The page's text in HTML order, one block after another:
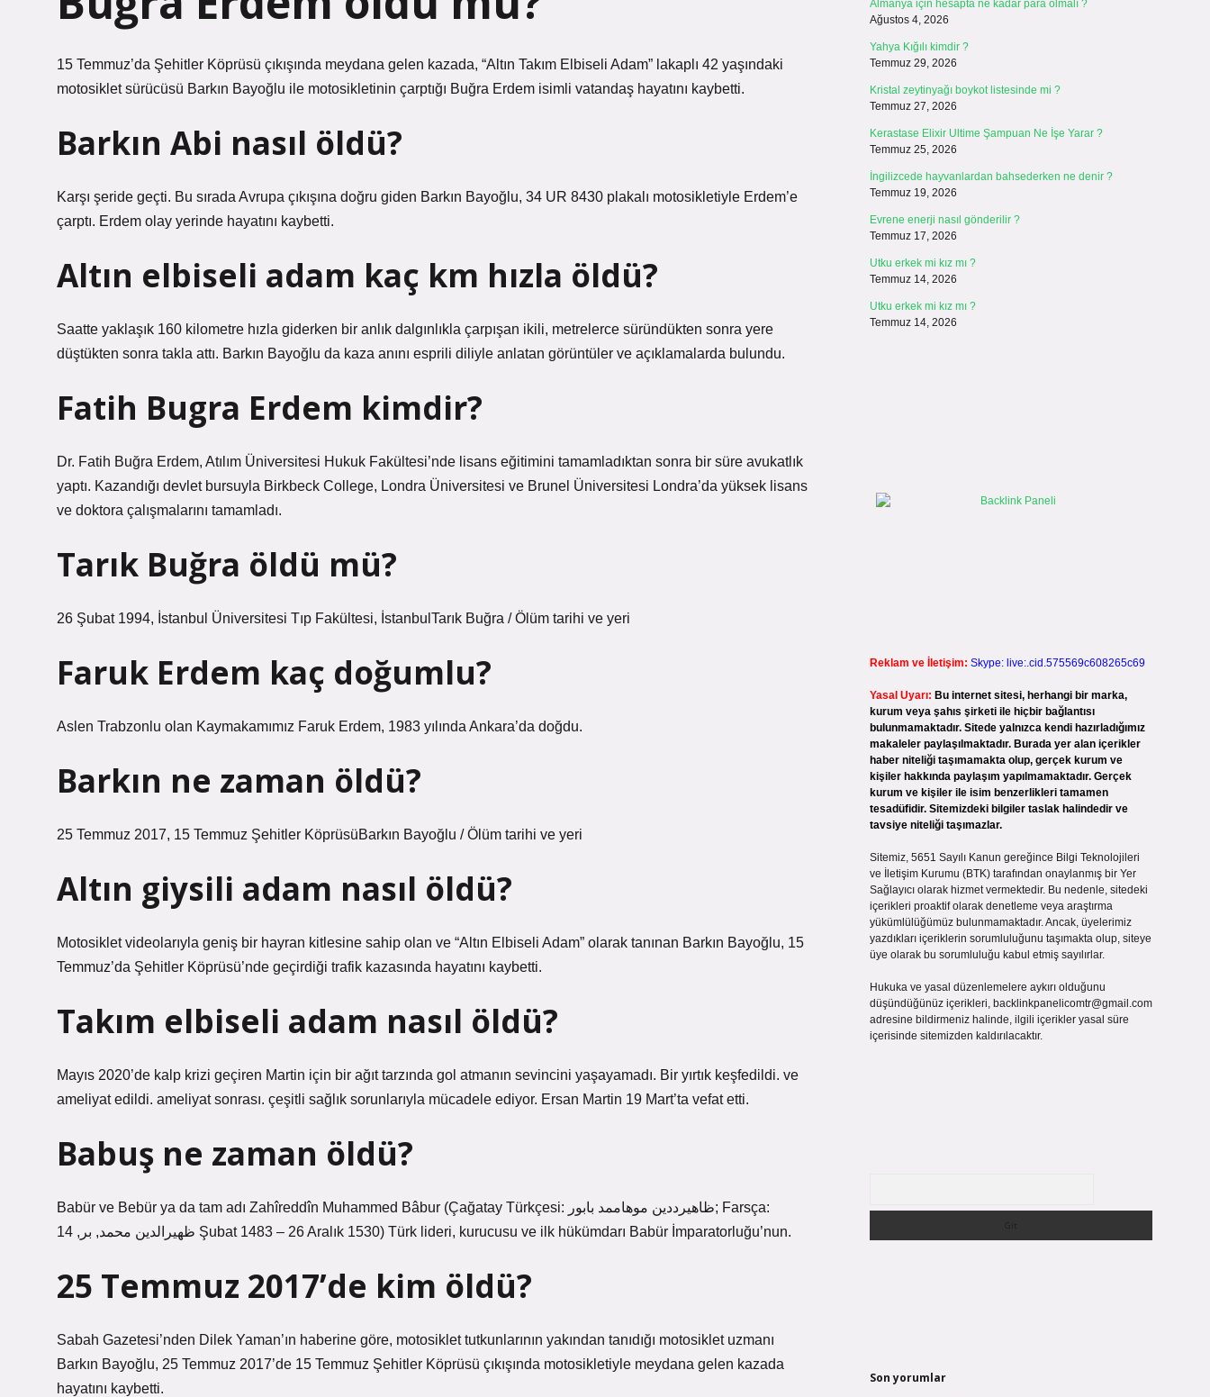
15 Temmuz’da Şehitler Köprüsü çıkışında meydana gelen kazada, “Altın Takım Elbiseli Adam” lakaplı 42 yaşındaki
motosiklet sürücüsü Barkın Bayoğlu ile motosikletinin çarptığı Buğra Erdem isimli vatandaş hayatını kaybetti.
Barkın Abi nasıl öldü?
Karşı şeride geçti. Bu sırada Avrupa çıkışına doğru giden Barkın Bayoğlu, 34 UR 8430 plakalı motosikletiyle Erdem’e
çarptı. Erdem olay yerinde hayatını kaybetti.
Altın elbiseli adam kaç km hızla öldü?
Saatte yaklaşık 160 kilometre hızla giderken bir anlık dalgınlıkla çarpışan ikili, metrelerce süründükten sonra yere
düştükten sonra takla attı. Barkın Bayoğlu da kaza anını esprili diliyle anlatan görüntüler ve açıklamalarda bulundu.
Fatih Bugra Erdem kimdir?
Dr. Fatih Buğra Erdem, Atılım Üniversitesi Hukuk Fakültesi’nde lisans eğitimini tamamladıktan sonra bir süre avukatlık
yaptı. Kazandığı devlet bursuyla Birkbeck College, Londra Üniversitesi ve Brunel Üniversitesi Londra’da yüksek lisans
ve doktora çalışmalarını tamamladı.
Tarık Buğra öldü mü?
26 Şubat 1994, İstanbul Üniversitesi Tıp Fakültesi, İstanbulTarık Buğra / Ölüm tarihi ve yeri
Faruk Erdem kaç doğumlu?
Aslen Trabzonlu olan Kaymakamımız Faruk Erdem, 1983 yılında Ankara’da doğdu.
Barkın ne zaman öldü?
25 Temmuz 2017, 15 Temmuz Şehitler KöprüsüBarkın Bayoğlu / Ölüm tarihi ve yeri
Altın giysili adam nasıl öldü?
Motosiklet videolarıyla geniş bir hayran kitlesine sahip olan ve “Altın Elbiseli Adam” olarak tanınan Barkın Bayoğlu, 15
Temmuz’da Şehitler Köprüsü’nde geçirdiği trafik kazasında hayatını kaybetti.
Takım elbiseli adam nasıl öldü?
Mayıs 2020’de kalp krizi geçiren Martin için bir ağıt tarzında gol atmanın sevincini yaşayamadı. Bir yırtık keşfedildi. ve
ameliyat edildi. ameliyat sonrası. çeşitli sağlık sorunlarıyla mücadele ediyor. Ersan Martin 19 Mart’ta vefat etti.
Babuş ne zaman öldü?
Babür ve Bebür ya da tam adı Zahîreddîn Muhammed Bâbur (Çağatay Türkçesi: ظاهيرددين موهاممد بابور; Farsça:
ﻇﻬﻴﺮﺍﻟﺪﻳﻦ محمد, بر, 14 Şubat 1483 – 26 Aralık 1530) Türk lideri, kurucusu ve ilk hükümdarı Babür İmparatorluğu’nun.
25 Temmuz 2017’de kim öldü?
Sabah Gazetesi’nden Dilek Yaman’ın haberine göre, motosiklet tutkunlarının yakından tanıdığı motosiklet uzmanı
Barkın Bayoğlu, 25 Temmuz 2017’de 15 Temmuz Şehitler Köprüsü çıkışında motosikletiyle meydana gelen kazada
hayatını kaybetti.
Almanya için hesapta ne kadar para olmalı ?
Ağustos 4, 2026
Yahya Kığılı kimdir ?
Temmuz 29, 2026
Kristal zeytinyağı boykot listesinde mi ?
Temmuz 27, 2026
Kerastase Elixir Ultime Şampuan Ne İşe Yarar ?
Temmuz 25, 2026
İngilizcede hayvanlardan bahsederken ne denir ?
Temmuz 19, 2026
Evrene enerji nasıl gönderilir ?
Temmuz 17, 2026
Utku erkek mi kız mı ?
Temmuz 14, 2026
Utku erkek mi kız mı ?
Temmuz 14, 2026
Reklam ve İletişim: Skype: live:.cid.575569c608265c69
Yasal Uyarı: Bu internet sitesi, herhangi bir marka,
kurum veya şahıs şirketi ile hiçbir bağlantısı
bulunmamaktadır. Sitede yalnızca kendi hazırladığımız
makaleler paylaşılmaktadır. Burada yer alan içerikler
haber niteliği taşımamakta olup, gerçek kurum ve
kişiler hakkında paylaşım yapılmamaktadır. Gerçek
kurum ve kişiler ile isim benzerlikleri tamamen
tesadüfidir. Sitemizdeki bilgiler taslak halindedir ve
tavsiye niteliği taşımazlar.
Sitemiz, 5651 Sayılı Kanun gereğince Bilgi Teknolojileri
ve İletişim Kurumu (BTK) tarafından onaylanmış bir Yer
Sağlayıcı olarak hizmet vermektedir. Bu nedenle, sitedeki
içerikleri proaktif olarak denetleme veya araştırma
yükümlülüğümüz bulunmamaktadır. Ancak, üyelerimiz
yazdıkları içeriklerin sorumluluğunu taşımakta olup, siteye
üye olarak bu sorumluluğu kabul etmiş sayılırlar.
Hukuka ve yasal düzenlemelere aykırı olduğunu
düşündüğünüz içerikleri, backlinkpanelicomtr@gmail.com
adresine bildirmeniz halinde, ilgili içerikler yasal süre
içerisinde sitemizden kaldırılacaktır.
Son yorumlar